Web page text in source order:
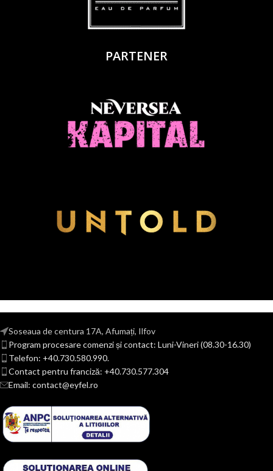
PARTENER
Soseaua de centura 17A, Afumați, Ilfov
Program procesare comenzi și contact: Luni-Vineri (08.30-16.30)
Telefon: +40.730.580.990.
Contact pentru franciză: +40.730.577.304
Email: contact@eyfel.ro